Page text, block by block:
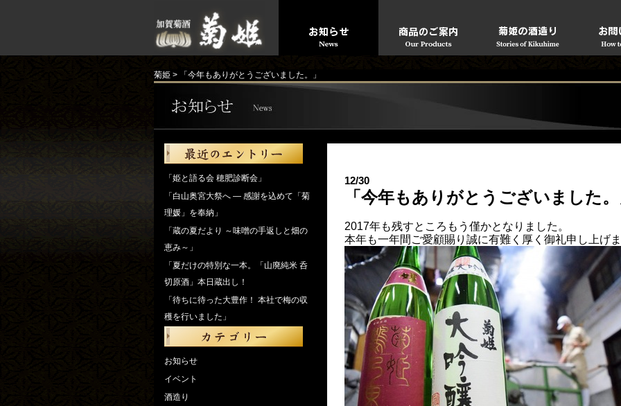
菊姫 > 「今年もありがとうございました。」
12/30
「今年もありがとうございました
2017年も残すところもう僅かとなりました。
本年も一年間ご愛顧賜り誠に有難く厚く御礼申し上げ
「姫と語る会 穂肥診断会」
「白山奥宮大祭へ ― 感謝を込めて「菊
理媛」を奉納」
「蔵の夏だより ～味噌の手返しと畑の
恵み～」
「夏だけの特別な一本。「山廃純米 呑
切原酒」本日蔵出し！
「待ちに待った大豊作！ 本社で梅の収
穫を行いました」
お知らせ
イベント
酒造り